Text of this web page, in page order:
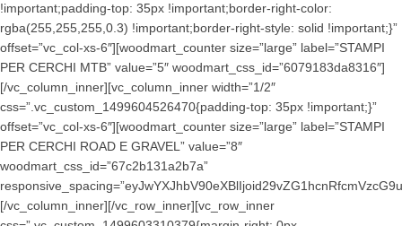
!important;padding-top: 35px !important;border-right-color:
rgba(255,255,255,0.3) !important;border-right-style: solid !important;}”
offset=”vc_col-xs-6″][woodmart_counter size=”large” label=”STAMPI
PER CERCHI MTB” value=”5″ woodmart_css_id=”6079183da8316″]
[/vc_column_inner][vc_column_inner width=”1/2″
css=”.vc_custom_1499604526470{padding-top: 35px !important;}”
offset=”vc_col-xs-6″][woodmart_counter size=”large” label=”STAMPI
PER CERCHI ROAD E GRAVEL” value=”8″
woodmart_css_id=”67c2b131a2b7a”
[/vc_column_inner][/vc_row_inner][vc_row_inner